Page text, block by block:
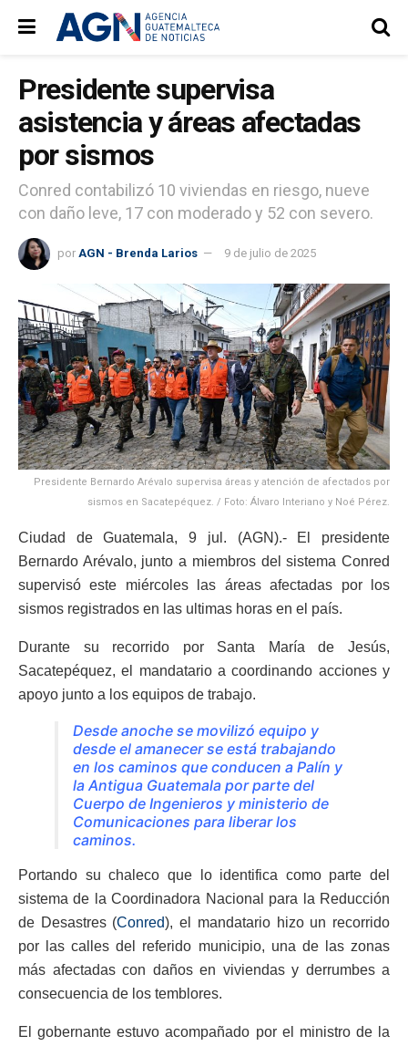
Presidente supervisa
asistencia y áreas afectadas
por sismos
Conred contabilizó 10 viviendas en riesgo, nueve
con daño leve, 17 con moderado y 52 con severo.
por AGN - Brenda Larios 9 de julio de 2025
Presidente Bernardo Arévalo supervisa áreas y atención de afectados por
sismos en Sacatepéquez. / Foto: Álvaro Interiano y Noé Pérez.
Ciudad de Guatemala, 9 jul. (AGN).- El presidente
Bernardo Arévalo, junto a miembros del sistema Conred
supervisó este miércoles las áreas afectadas por los
sismos registrados en las ultimas horas en el país.
Durante su recorrido por Santa María de Jesús,
Sacatepéquez, el mandatario a coordinando acciones y
apoyo junto a los equipos de trabajo.
Desde anoche se movilizó equipo y
desde el amanecer se está trabajando
en los caminos que conducen a Palín y
la Antigua Guatemala por parte del
Cuerpo de Ingenieros y ministerio de
Comunicaciones para liberar los
caminos.
Portando su chaleco que lo identifica como parte del
sistema de la Coordinadora Nacional para la Reducción
de Desastres (Conred), el mandatario hizo un recorrido
por las calles del referido municipio, una de las zonas
más afectadas con daños en viviendas y derrumbes a
consecuencia de los temblores.
El gobernante estuvo acompañado por el ministro de la